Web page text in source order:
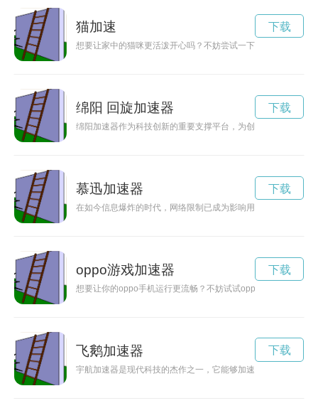
猫加速
想要让家中的猫咪更活泼开心吗？不妨尝试一下这些新的逗猫
下载
绵阳 回旋加速器
绵阳加速器作为科技创新的重要支撑平台，为创业者提供资源
下载
慕迅加速器
在如今信息爆炸的时代，网络限制已成为影响用户体验的一大
下载
oppo游戏加速器
想要让你的oppo手机运行更流畅？不妨试试oppo加速器免费版
下载
飞鹅加速器
宇航加速器是现代科技的杰作之一，它能够加速飞行器的速度
下载